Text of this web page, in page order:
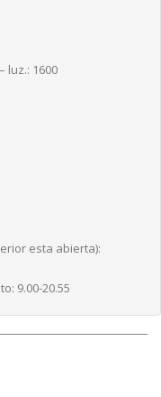
luz.: 1600
esta abierta):
9.00-20.55